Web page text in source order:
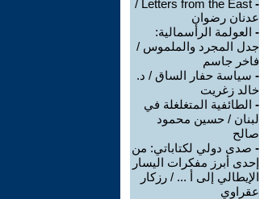
-
Letters from the East /
عدنان رضوان
- العولمة الرأسمالية:
جدل المجرد والملموس /
فاخر جاسم
- سياسة حفار الساق / د.
خالد زغريت
- الطائفية المتغلغلة في
لبنان / حسين محمود
صالح
- صدى دولي لكتاباتي: من
إحدى أبرز مفكرات اليسار
الإيطالي إلى أ ... / رزكار
عقراوي